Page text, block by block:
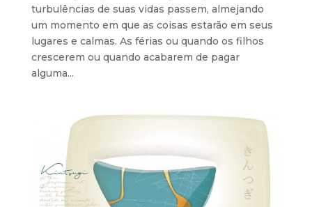
turbulências de suas vidas passem, almejando
um momento em que as coisas estarão em seus
lugares e calmas. As férias ou quando os filhos
crescerem ou quando acabarem de pagar
alguma...